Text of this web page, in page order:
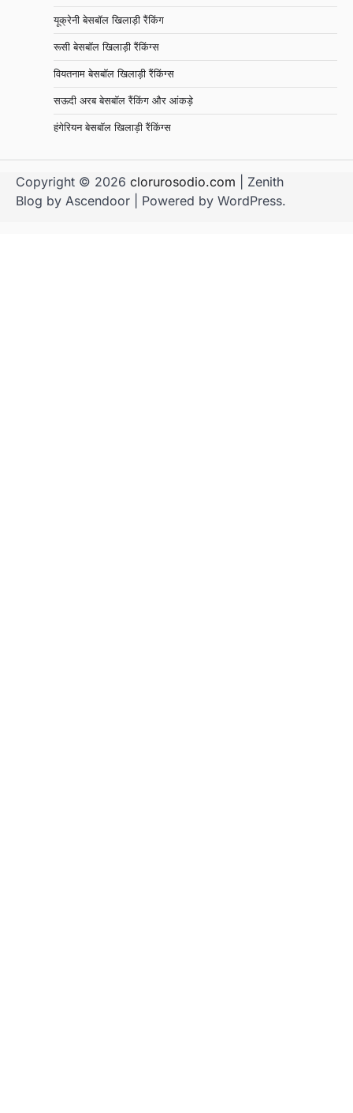
यूक्रेनी बेसबॉल खिलाड़ी रैंकिंग
रूसी बेसबॉल खिलाड़ी रैंकिंग्स
वियतनाम बेसबॉल खिलाड़ी रैंकिंग्स
सऊदी अरब बेसबॉल रैंकिंग और आंकड़े
हंगेरियन बेसबॉल खिलाड़ी रैंकिंग्स
Copyright © 2026 clorurosodio.com | Zenith
Blog by Ascendoor | Powered by WordPress.